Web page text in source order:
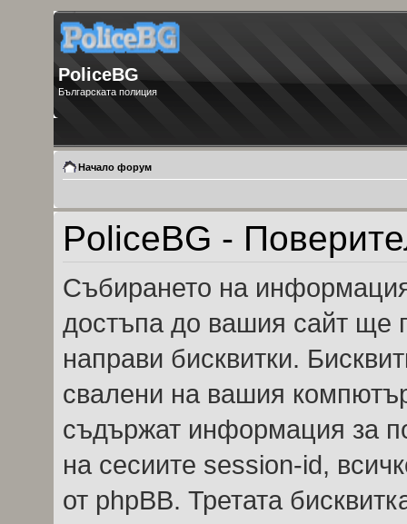
PoliceBG
Българската полиция
Начало форум
PoliceBG -
Събирането на
достъпа до вашия сайт ще
направи бисквитки.
свалени на вашия
съдържат информация за
на сесиите session-id,
от phpBB. Третата